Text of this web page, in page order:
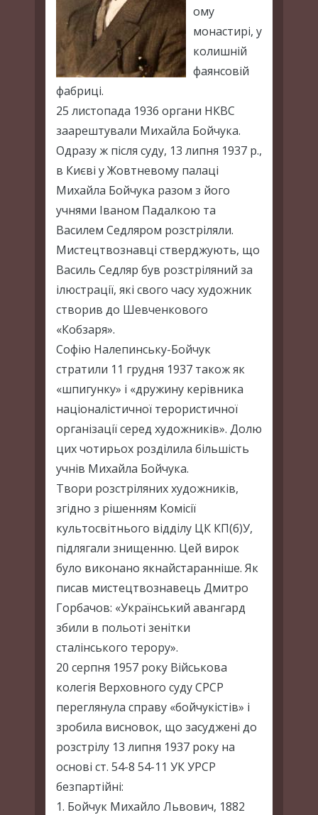
ому
монастирі, у
колишній
фаянсовій
фабриці.
25 листопада 1936 органи НКВС
заарештували Михайла Бойчука.
Одразу ж після суду, 13 липня 1937 р.,
в Києві у Жовтневому палаці
Михайла Бойчука разом з його
учнями Іваном Падалкою та
Василем Седляром розстріляли.
Мистецтвознавці стверджують, що
Василь Седляр був розстріляний за
ілюстрації, які свого часу художник
створив до Шевченкового
«Кобзаря».
Софію Налепинську-Бойчук
стратили 11 грудня 1937 також як
«шпигунку» і «дружину керівника
націоналістичної терористичної
організації серед художників». Долю
цих чотирьох розділила більшість
учнів Михайла Бойчука.
Твори розстріляних художників,
згідно з рішенням Комісії
культосвітнього відділу ЦК КП(б)У,
підлягали знищенню. Цей вирок
було виконано якнайстаранніше. Як
писав мистецтвознавець Дмитро
Горбачов: «Український авангард
збили в польоті зенітки
сталінського терору».
20 серпня 1957 року Військова
колегія Верховного суду СРСР
переглянула справу «бойчукістів» і
зробила висновок, що засуджені до
розстрілу 13 липня 1937 року на
основі ст. 54-8 54-11 УК УРСР
безпартійні:
1. Бойчук Михайло Львович, 1882